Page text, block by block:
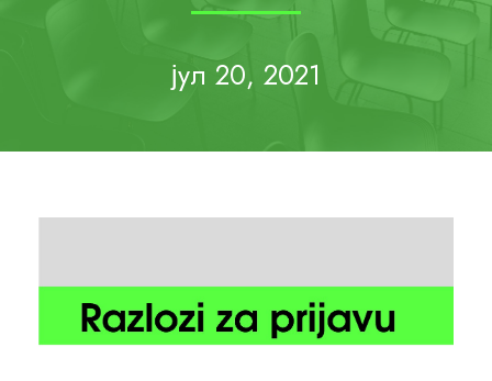
јул 20, 2021